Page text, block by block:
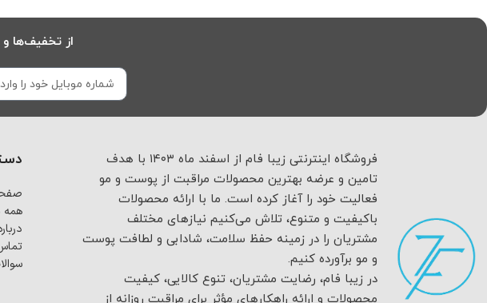
از تخفیف‌ها و
فروشگاه اینترنتی زیبا فام از اسفند ماه ۱۴۰۳ با هدف
تامین و عرضه بهترین محصولات مراقبت از پوست و مو
فعالیت خود را آغاز کرده است. ما با ارائه محصولات
باکیفیت و متنوع، تلاش می‌کنیم نیازهای مختلف
مشتریان را در زمینه حفظ سلامت، شادابی و لطافت پوست
و مو برآورده کنیم.
در زیبا فام، رضایت مشتریان، تنوع کالایی، کیفیت
محصولات و ارائه راهکارهای مؤثر برای مراقبت روزانه از
همه